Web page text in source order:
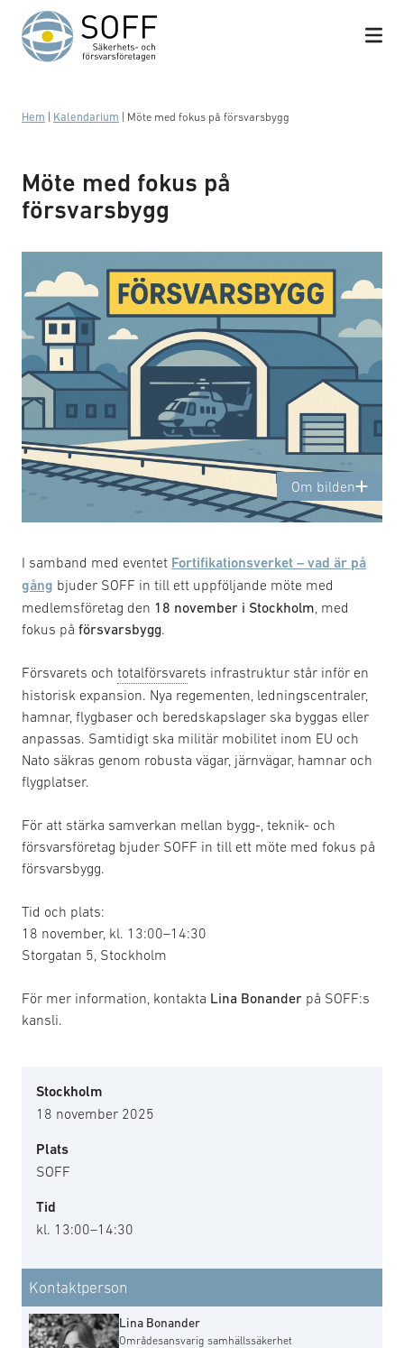
Hoppa till innehåll
Hem Kalendarium Möte med fokus på försvarsbygg
Möte med fokus på
försvarsbygg
Om bilden
AI bild
I samband med eventet Fortifikationsverket – vad är på
gång bjuder SOFF in till ett uppföljande möte med
medlemsföretag den 18 november i Stockholm , med
fokus på försvarsbygg.
Försvarets och totalförsvarets infrastruktur står inför en
historisk expansion. Nya regementen, ledningscentraler,
hamnar, flygbaser och beredskapslager ska byggas eller
anpassas. Samtidigt ska militär mobilitet inom EU och
Nato säkras genom robusta vägar, järnvägar, hamnar och
flygplatser.
För att stärka samverkan mellan bygg-, teknik- och
försvarsföretag bjuder SOFF in till ett möte med fokus på
försvarsbygg.
Tid och plats:
18 november, kl. 13:00–14:30
Storgatan 5, Stockholm
För mer information, kontakta Lina Bonander på SOFF:s
kansli.
Stockholm
18 november 2025
Plats
SOFF
Tid
kl. 13:00–14:30
Kontaktperson
Lina Bonander
Områdesansvarig samhällssäkerhet